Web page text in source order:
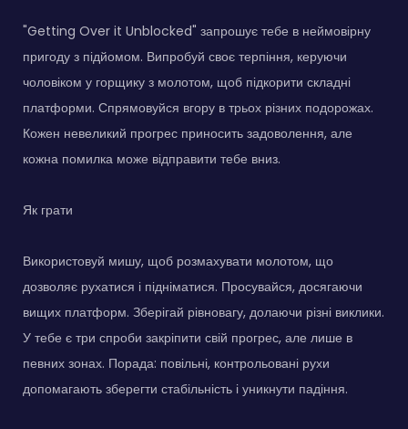
"Getting Over it Unblocked" запрошує тебе в неймовірну
пригоду з підйомом. Випробуй своє терпіння, керуючи
чоловіком у горщику з молотом, щоб підкорити складні
платформи. Спрямовуйся вгору в трьох різних подорожах.
Кожен невеликий прогрес приносить задоволення, але
кожна помилка може відправити тебе вниз.
Як грати
Використовуй мишу, щоб розмахувати молотом, що
дозволяє рухатися і підніматися. Просувайся, досягаючи
вищих платформ. Зберігай рівновагу, долаючи різні виклики.
У тебе є три спроби закріпити свій прогрес, але лише в
певних зонах. Порада: повільні, контрольовані рухи
допомагають зберегти стабільність і уникнути падіння.